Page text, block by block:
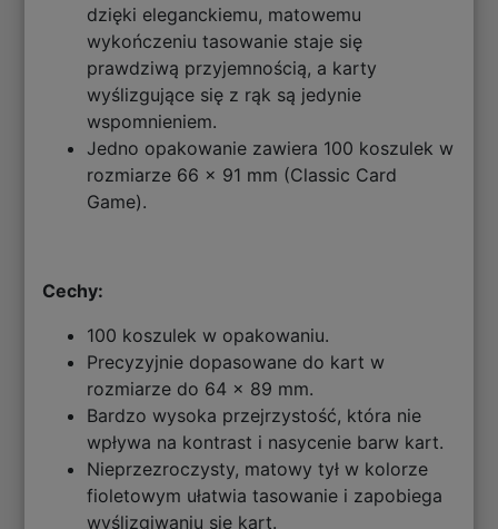
dzięki eleganckiemu, matowemu
wykończeniu tasowanie staje się
prawdziwą przyjemnością, a karty
wyślizgujące się z rąk są jedynie
wspomnieniem.
Jedno opakowanie zawiera 100 koszulek w
rozmiarze 66 x 91 mm (Classic Card
Game).
Cechy:
100 koszulek w opakowaniu.
Precyzyjnie dopasowane do kart w
rozmiarze do 64 x 89 mm.
Bardzo wysoka przejrzystość, która nie
wpływa na kontrast i nasycenie barw kart.
Nieprzezroczysty, matowy tył w kolorze
fioletowym ułatwia tasowanie i zapobiega
wyślizgiwaniu się kart.